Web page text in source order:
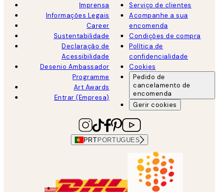
Imprensa
Informações Legais
Career
Sustentabilidade
Declaração de
Acessibilidade
Desenio Ambassador
Programme
Art Awards
Entrar (Empresa)
Serviço de clientes
Acompanhe a sua
encomenda
Condições de compra
Política de
confidencialidade
Cookies
Pedido de
cancelamento de
encomenda
Gerir cookies
PRT PORTUGUES